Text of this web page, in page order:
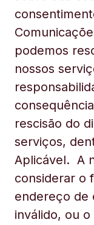
podemos
nossos
rescisão do
serviços,
Aplicável. A
considerar o
endereço de
inválido, ou